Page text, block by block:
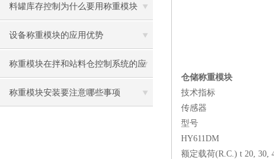
测中的应用
料罐库存控制为什么要用称重模块
设备称重模块的应用优势
称重模块在拌和站料仓控制系统的应
用案例
称重模块安装要注意哪些事项
仓储称重模块
技术指标
传感器
型号
HY611DM
额定载荷(R.C.) t 20, 30,